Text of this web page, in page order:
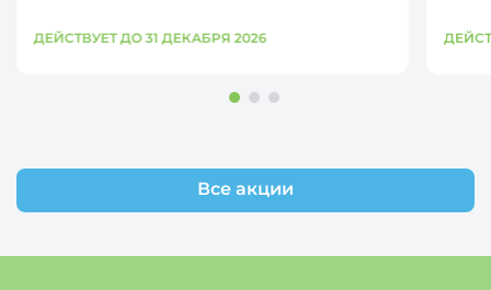
Все акции
ДЕЙСТВУЕТ ДО 31 ДЕКАБРЯ 2026